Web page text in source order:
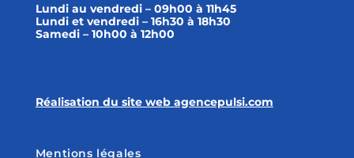
Lundi au vendredi – 09h00 à 11h45
Lundi et vendredi – 16h30 à 18h30
Samedi – 10h00 à 12h00
Réalisation du site web agencepulsi.com
Mentions légales